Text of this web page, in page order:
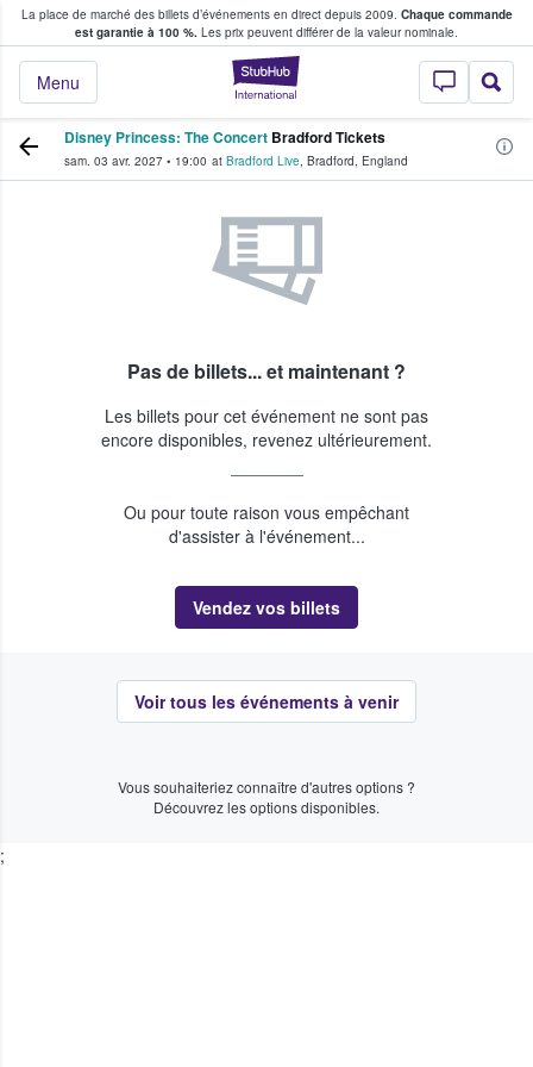
La place de marché des billets d’événements en direct depuis 2009. Chaque commande
est garantie à 100 %. Les prix peuvent différer de la valeur nominale.
StubHub - Où
Menu
fans achètent et vendent des billets
Disney Princess: The Concert Bradford Tickets
sam. 03 avr. 2027 • 19:00 at Bradford Live, Bradford, England
Pas de billets... et maintenant ?
Les billets pour cet événement ne sont pas
encore disponibles, revenez ultérieurement.
Ou pour toute raison vous empêchant
d'assister à l'événement...
Vendez vos billets
Voir tous les événements à venir
Vous souhaiteriez connaître d'autres options ?
Découvrez les options disponibles.
;